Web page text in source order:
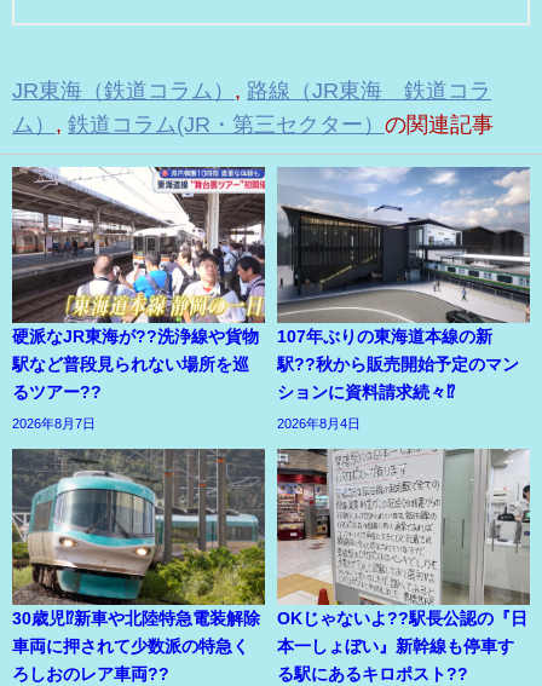
JR東海（鉄道コラム）
路線（JR東海 鉄道コラ
ム）
鉄道コラム(JR・第三セクター） の関連記事
硬派なJR東海が??洗浄線や貨物
駅など普段見られない場所を巡
るツアー??
2026年8月7日
107年ぶりの東海道本線の新
駅??秋から販売開始予定のマン
ションに資料請求続々⁉
2026年8月4日
30歳児⁉新車や北陸特急電装解除
車両に押されて少数派の特急く
ろしおのレア車両??
OKじゃないよ??駅長公認の『日
本一しょぼい』新幹線も停車す
る駅にあるキロポスト??